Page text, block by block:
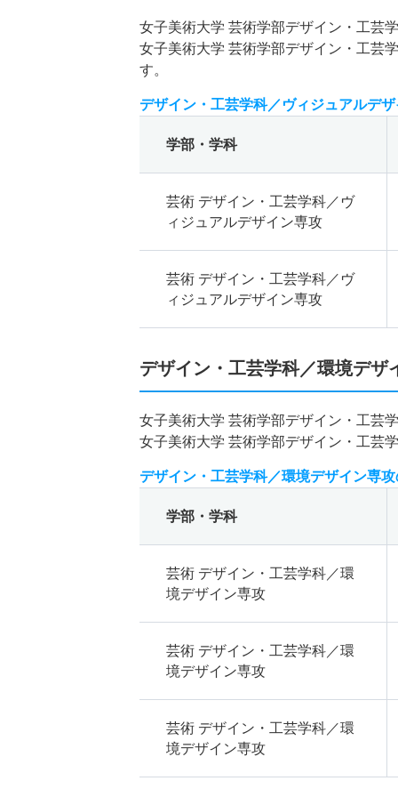
女子美術大学 芸術学部デザイン・工芸
女子美術大学 芸術学部デザイン・工芸
す。
デザイン・工芸学科／ヴィジュアルデ
学部・学科
芸術 デザイン・工芸学科／ヴ
ィジュアルデザイン専攻
芸術 デザイン・工芸学科／ヴ
ィジュアルデザイン専攻
デザイン・工芸学科／環境デザ
女子美術大学 芸術学部デザイン・工芸
女子美術大学 芸術学部デザイン・工芸
デザイン・工芸学科／環境デザイン専
学部・学科
芸術 デザイン・工芸学科／環
境デザイン専攻
芸術 デザイン・工芸学科／環
境デザイン専攻
芸術 デザイン・工芸学科／環
境デザイン専攻